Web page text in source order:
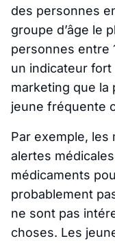
des personnes
groupe d’âge le
personnes entre
un indicateur
marketing que la
jeune fréquente
Par exemple, les
alertes
médicaments
probablement
ne sont pas
choses. Les